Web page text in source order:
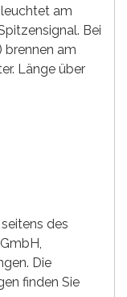
am
Bei
brennen am
Länge über
des
Die
finden Sie